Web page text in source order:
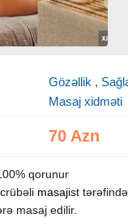
Gözəllik ,
Masaj xidməti
70 Azn
qorunur
masajist
masaj edilir.